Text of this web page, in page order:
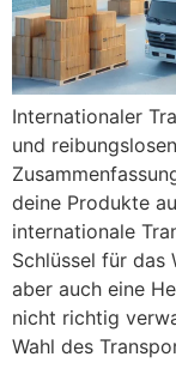
Internationaler
und
deine Produkte
internationale
Schlüssel für das
aber auch eine
nicht richtig
Wahl des